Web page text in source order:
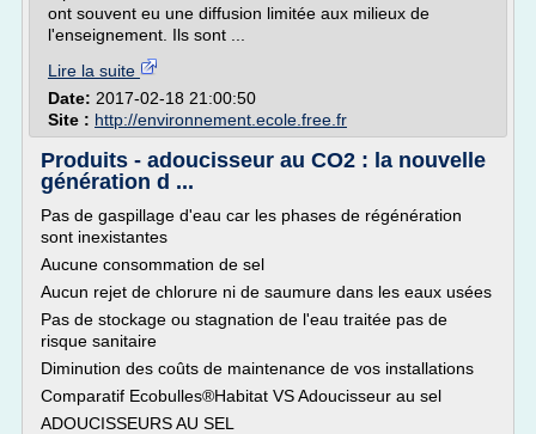
ont souvent eu une diffusion limitée aux milieux de
l'enseignement. Ils sont ...
Lire la suite
Date: 2017-02-18 21:00:50
Site : http://environnement.ecole.free.fr
Produits - adoucisseur au CO2 : la nouvelle
génération d ...
Pas de gaspillage d'eau car les phases de régénération
sont inexistantes
Aucune consommation de sel
Aucun rejet de chlorure ni de saumure dans les eaux usées
Pas de stockage ou stagnation de l'eau traitée pas de
risque sanitaire
Diminution des coûts de maintenance de vos installations
Comparatif Ecobulles®Habitat VS Adoucisseur au sel
ADOUCISSEURS AU SEL